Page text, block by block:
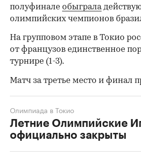
полуфинале обыграла
олимпийских чемпионов
На групповом этапе в Токио
от французов единственное
турнире (1-3).
Матч за третье место и финал
Летние Олимпийские
официально закрыты
Олимпиада в Токио